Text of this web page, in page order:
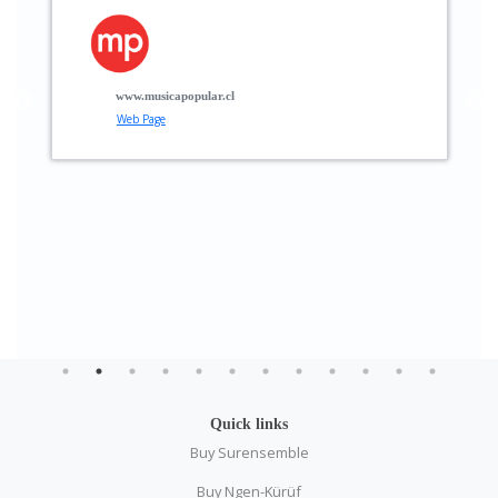
www.musicapopular.cl
Web Page
Quick links
Buy Surensemble
Buy Ngen-Kürüf